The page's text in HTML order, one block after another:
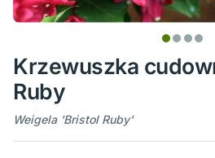
Krzewuszka
Ruby
Weigela 'Bristol Ruby'